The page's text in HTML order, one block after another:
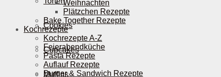
Cookies
Cupcakes
Muffins
Weihnachten
Plätzchen Rezepte
Bake Together Rezepte
Kochrezepte
Kochrezepte A-Z
Feierabendküche
Pasta Rezepte
Auflauf Rezepte
Burger & Sandwich Rezepte